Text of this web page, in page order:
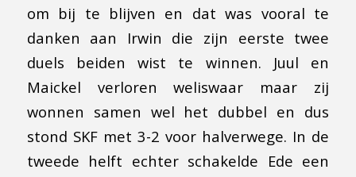
om bij te blijven en dat was vooral te
danken aan Irwin die zijn eerste twee
duels beiden wist te winnen. Juul en
Maickel verloren weliswaar maar zij
wonnen samen wel het dubbel en dus
stond SKF met 3-2 voor halverwege. In de
tweede helft echter schakelde Ede een